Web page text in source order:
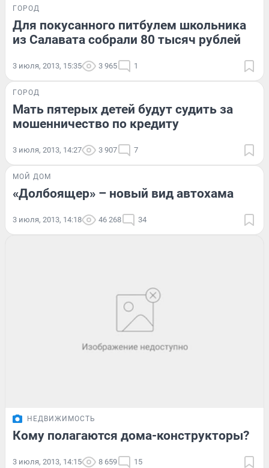
ГОРОД
Для покусанного питбулем школьника
из Салавата собрали 80 тысяч рублей
3 июля, 2013, 15:35 3 965 1
ГОРОД
Мать пятерых детей будут судить за
мошенничество по кредиту
3 июля, 2013, 14:27 3 907 7
МОЙ ДОМ
«Долбоящер» – новый вид автохама
3 июля, 2013, 14:18 46 268 34
НЕДВИЖИМОСТЬ
Кому полагаются дома-конструкторы?
3 июля, 2013, 14:15 8 659 15